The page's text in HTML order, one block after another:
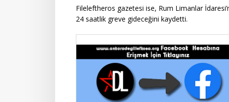
Fileleftheros gazetesi ise, Rum Limanlar
24 saatlik greve gideceğini kaydetti.